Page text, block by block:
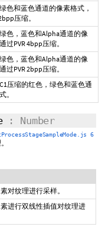
色和蓝色通道的像素格式，
压缩。
色，蓝色和Alpha通道的像
过PVR 4bpp压缩。
色，蓝色和Alpha通道的像
过PVR 2bpp压缩。
压缩的红色，绿色和蓝色通
。
: Number
6
对纹理进行采样。
进行双线性插值对纹理进